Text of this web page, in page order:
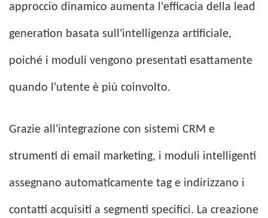
approccio dinamico aumenta l'efficacia della lead
generation basata sull'intelligenza artificiale,
poiché i moduli vengono presentati esattamente
quando l'utente è più coinvolto.
Grazie all'integrazione con sistemi CRM e
strumenti di email marketing, i moduli intelligenti
assegnano automaticamente tag e indirizzano i
contatti acquisiti a segmenti specifici. La creazione